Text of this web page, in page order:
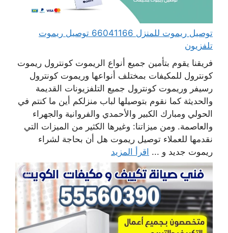
توصيل ريموت للمنزل 66041166 توصيل ريموت
تلفزيون
فريقنا يقوم بتأمين جميع أنواع الريموت كونترول ريموت
كونترول للمكيفات بمختلف أنواعها وريموت كونترول
رسيفر وريموت كونترول جميع التلفزيونات القديمة
والحديثة كما نقوم بتوصيلها لباب منزلكم أين ما كنتم في
الحولي ومبارك الكبير والأحمدي والفروانية والجهراء
والعاصمة. ومن ميزاتنا: وغيرها الكثير من الميزات التي
نقدمها للعملاء توصيل ريموت هل أن بحاجة لشراء
ريموت جديد و ... اقرأ المزيد